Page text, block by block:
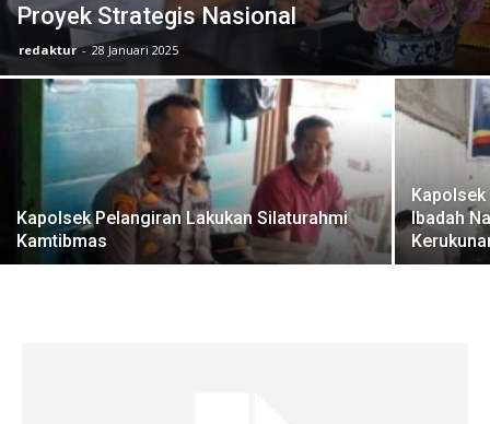
Proyek Strategis Nasional
redaktur - 28 Januari 2025
Kapolsek Pelangiran Lakukan Silaturahmi
Kamtibmas
Kapolsek
Ibadah